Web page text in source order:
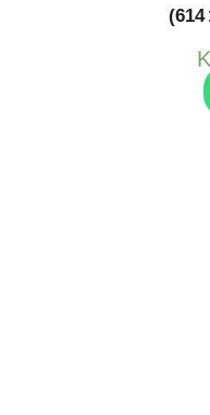
(614